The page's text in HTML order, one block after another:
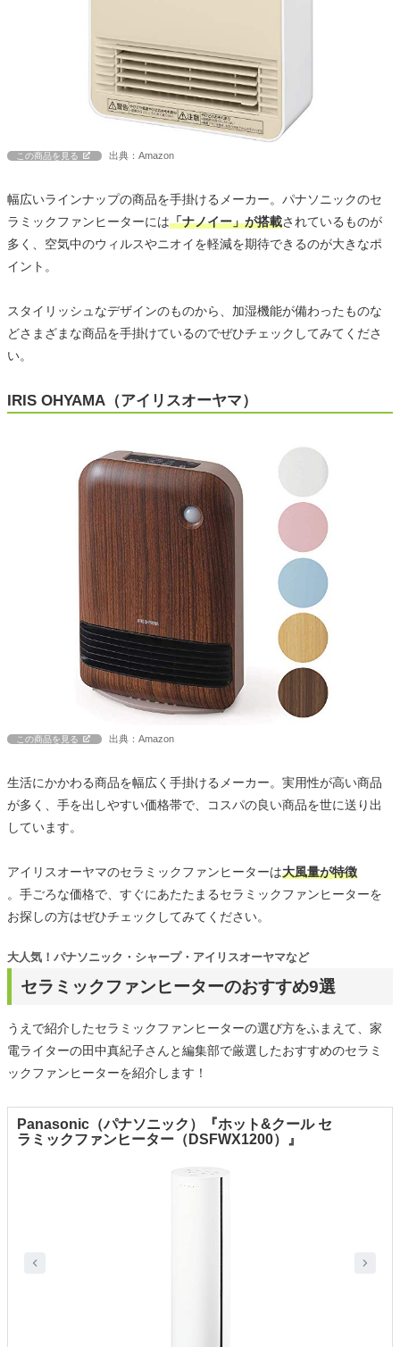
この商品を見る 出典：Amazon
幅広いラインナップの商品を手掛けるメーカー。パナソニックのセ
ラミックファンヒーターには「ナノイー」が搭載されているものが
多く、空気中のウィルスやニオイを軽減を期待できるのが大きなポ
イント。
スタイリッシュなデザインのものから、加湿機能が備わったものな
どさまざまな商品を手掛けているのでぜひチェックしてみてくださ
い。
IRIS OHYAMA（アイリスオーヤマ）
この商品を見る 出典：Amazon
生活にかかわる商品を幅広く手掛けるメーカー。実用性が高い商品
が多く、手を出しやすい価格帯で、コスパの良い商品を世に送り出
しています。
アイリスオーヤマのセラミックファンヒーターは大風量が特徴
。手ごろな価格で、すぐにあたたまるセラミックファンヒーターを
お探しの方はぜひチェックしてみてください。
セラミックファンヒーターのおすすめ9選
大人気！パナソニック・シャープ・アイリスオーヤマなど
うえで紹介したセラミックファンヒーターの選び方をふまえて、家
電ライターの田中真紀子さんと編集部で厳選したおすすめのセラミ
ックファンヒーターを紹介します！
Panasonic（パナソニック）『ホット&クール セ
ラミックファンヒーター（DSFWX1200）』